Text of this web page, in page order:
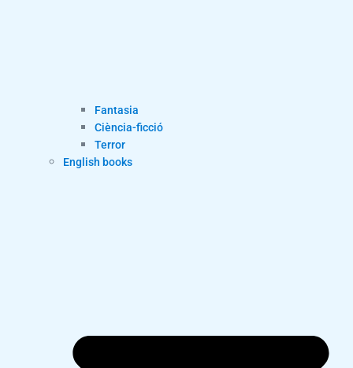
Fantasia
Ciència-ficció
Terror
English books